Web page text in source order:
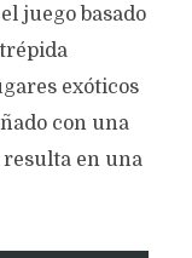
juego basado
exóticos
con una
en una